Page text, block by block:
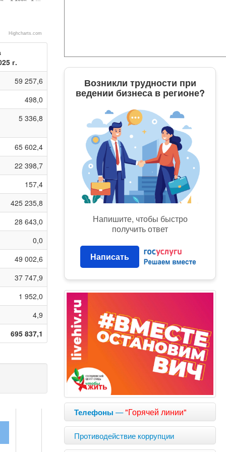
Highcharts.com
г.
59 257,6
498,0
5 336,8
65 602,4
22 398,7
157,4
425 235,8
28 643,0
0,0
49 002,6
37 747,9
1 952,0
4,9
695 837,1
Возникли трудности при
ведении бизнеса в регионе?
Напишите, чтобы быстро
получить ответ
Написать
Телефоны —"Горячей линии"
Противодействие коррупции